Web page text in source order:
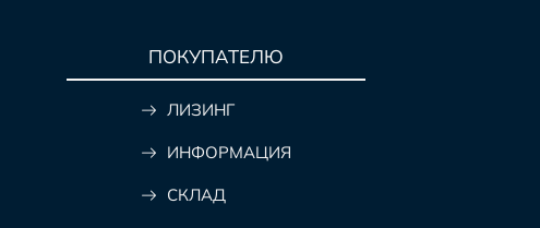
ПОКУПАТЕЛЮ
ЛИЗИНГ
ИНФОРМАЦИЯ
СКЛАД